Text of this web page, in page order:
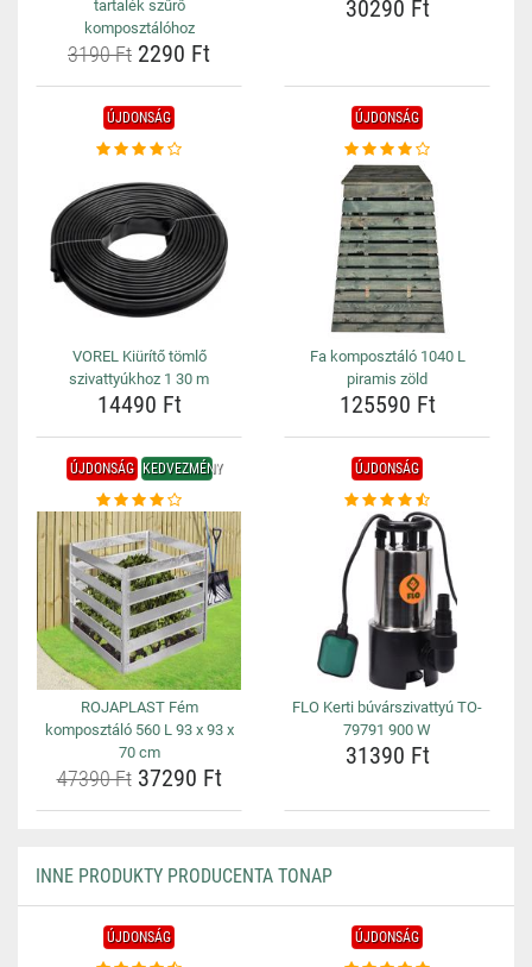
tartalék szűrő
komposztálóhoz
3190 Ft 2290 Ft
30290 Ft
ÚJDONSÁG
VOREL Kiürítő tömlő
szivattyúkhoz 1 30 m
14490 Ft
ÚJDONSÁG
Fa komposztáló 1040 L
piramis zöld
125590 Ft
ÚJDONSÁG KEDVEZMÉNY
ROJAPLAST Fém
komposztáló 560 L 93 x 93 x
70 cm
47390 Ft37290 Ft
ÚJDONSÁG
FLO Kerti búvárszivattyú TO-
79791 900 W
31390 Ft
INNE PRODUKTY PRODUCENTA TONAP
ÚJDONSÁG ÚJDONSÁG